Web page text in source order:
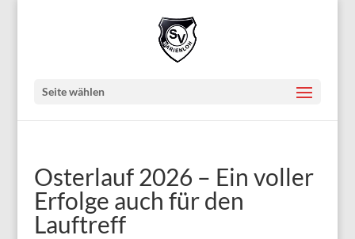
Seite wählen
Osterlauf 2026 – Ein voller
Erfolge auch für den
Lauftreff